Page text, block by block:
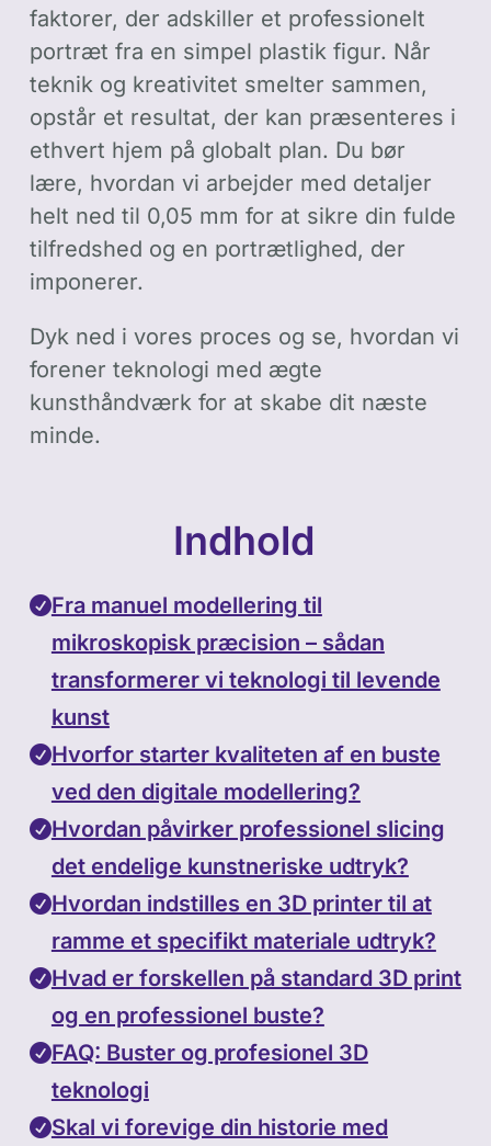
faktorer, der adskiller et professionelt
portræt fra en simpel plastik figur. Når
teknik og kreativitet smelter sammen,
opstår et resultat, der kan præsenteres i
ethvert hjem på globalt plan. Du bør
lære, hvordan vi arbejder med detaljer
helt ned til 0,05 mm for at sikre din fulde
tilfredshed og en portrætlighed, der
imponerer.
Dyk ned i vores proces og se, hvordan vi
forener teknologi med ægte
kunsthåndværk for at skabe dit næste
minde.
Indhold
Fra manuel modellering til
mikroskopisk præcision – sådan
transformerer vi teknologi til levende
kunst
Hvorfor starter kvaliteten af en buste
ved den digitale modellering?
Hvordan påvirker professionel slicing
det endelige kunstneriske udtryk?
Hvordan indstilles en 3D printer til at
ramme et specifikt materiale udtryk?
Hvad er forskellen på standard 3D print
og en professionel buste?
FAQ: Buster og profesionel 3D
teknologi
Skal vi forevige din historie med